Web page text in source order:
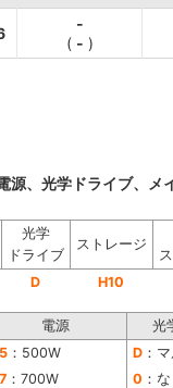
-
( - )
源、光学ドライブ、
光学
ドライブ
ストレージ
D H10
電源 光
：500W D ：
：700W 0 ：